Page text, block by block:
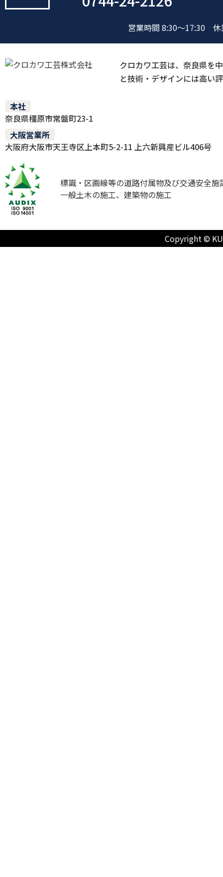
営業時間 8:30～17:30
クロカワ工芸は、奈良県を
と技術・デザインには高い
本社
奈良県橿原市常盤町23-1
大阪営業所
大阪府大阪市天王寺区上本町5-2-11 上六新興産ビル406号
標識・区画線等の道路付属物及び交通安全施
一般土木の施工、建築物の施工
Copyright ©